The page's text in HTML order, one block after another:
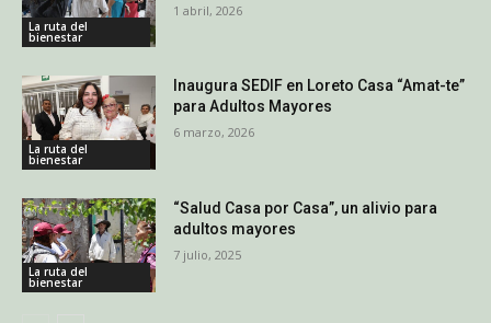
La ruta del
bienestar
1 abril, 2026
La ruta del
bienestar
Inaugura SEDIF en Loreto Casa “Amat-te”
para Adultos Mayores
6 marzo, 2026
La ruta del
bienestar
“Salud Casa por Casa”, un alivio para
adultos mayores
7 julio, 2025